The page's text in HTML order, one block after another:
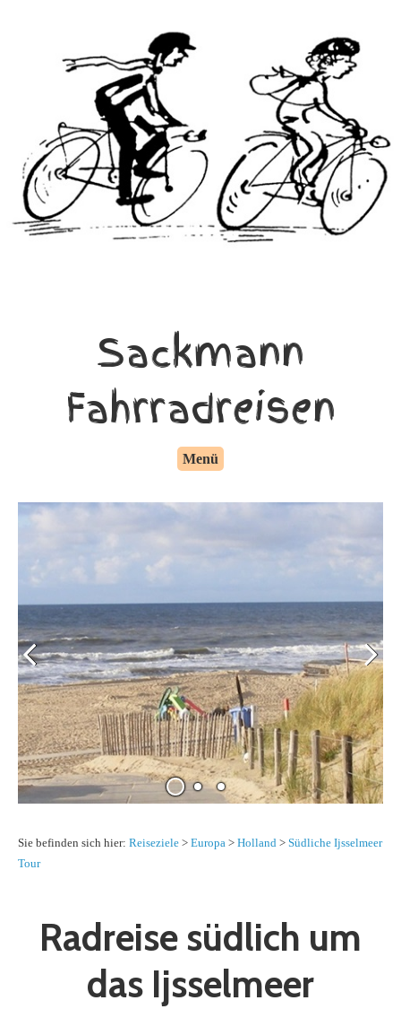
Sackmann
Fahrradreisen
Menü
Sie befinden sich hier: Reiseziele > Europa > Holland > Südliche Ijsselmeer
Tour
Radreise südlich um
das Ijsselmeer